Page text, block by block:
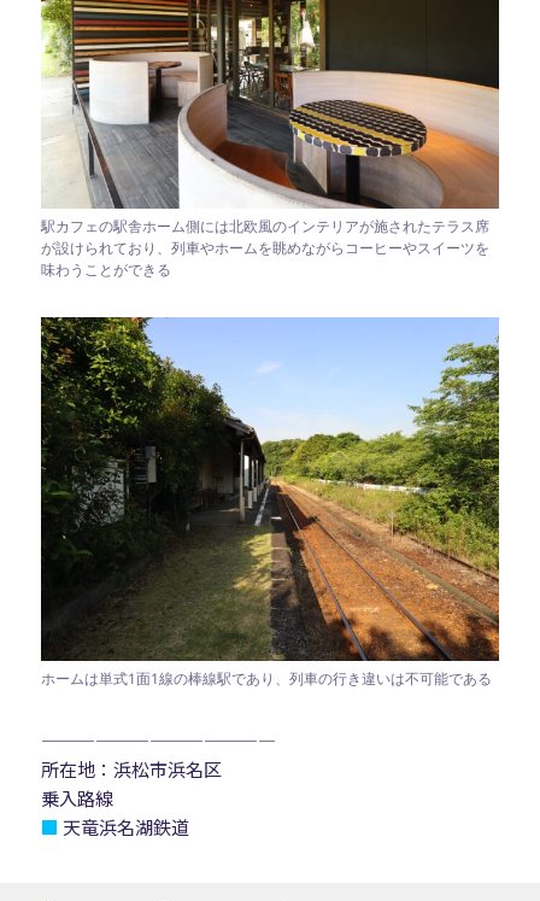
駅カフェの駅舎ホーム側には北欧風のインテリアが施されたテラス席
が設けられており、列車やホームを眺めながらコーヒーやスイーツを
味わうことができる
ホームは単式1面1線の棒線駅であり、列車の行き違いは不可能である
—————————————
所在地：浜松市浜名区
乗入路線
■ 天竜浜名湖鉄道